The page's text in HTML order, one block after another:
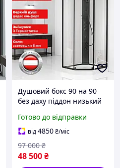
Душовий бокс 90 на 90
без даху піддон низький
душова кабіна чорний
профіль
Готово до відправки
від4850₴/міс
48 500₴
97 000 ₴